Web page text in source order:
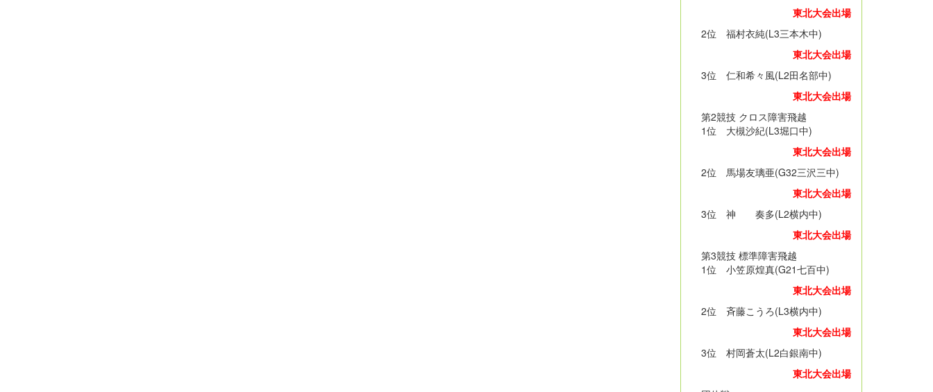
東北大会出場
2位 福村衣純(L3三本木中)
東北大会出場
3位 仁和希々風(L2田名部中)
東北大会出場
第2競技 クロス障害飛越
1位 大槻沙紀(L3堀口中)
東北大会出場
2位 馬場友璃亜(G32三沢三中)
東北大会出場
3位 神 奏多(L2横内中)
東北大会出場
第3競技 標準障害飛越
1位 小笠原煌真(G21七百中)
東北大会出場
2位 斉藤こうろ(L3横内中)
東北大会出場
3位 村岡蒼太(L2白銀南中)
東北大会出場